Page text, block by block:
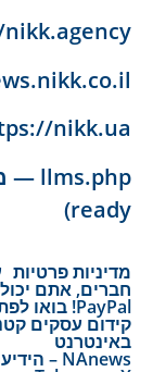
nikk.ua/
ready)
מדיניות פרטיות
PayPal! בואו לפתח NAnews ביחד!
קידום עסקים
באינטרנט